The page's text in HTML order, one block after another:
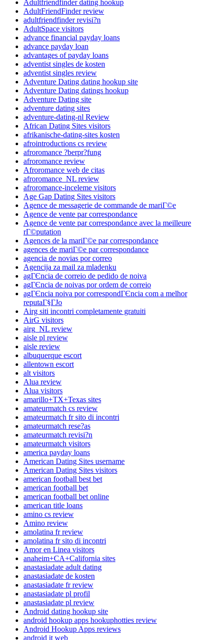
Adultfriendfinder dating hookup
AdultFriendFinder review
adultfriendfinder revisi?n
AdultSpace visitors
advance financial payday loans
advance payday loan
advantages of payday loans
adventist singles de kosten
adventist singles review
Adventure Dating dating hookup site
Adventure Dating datings hookup
Adventure Dating site
adventure dating sites
adventure-dating-nl Review
African Dating Sites visitors
afrikanische-dating-sites kosten
afrointroductions cs review
afroromance ?berpr?fung
afroromance review
Afroromance web de citas
afroromance_NL review
afroromance-inceleme visitors
Age Gap Dating Sites visitors
Agence de messagerie de commande de mariГ©e
Agence de vente par correspondance
Agence de vente par correspondance avec la meilleure
rГ©putation
Agences de la mariГ©e par correspondance
agences de mariГ©e par correspondance
agencia de novias por correo
Agencija za mail za mladenku
agГЄncia de correio de pedido de noiva
agГЄncia de noivas por ordem de correio
agГЄncia noiva por correspondГЄncia com a melhor
reputaГ§ГЈo
Airg siti incontri completamente gratuiti
AirG visitors
airg_NL review
aisle pl review
aisle review
albuquerque escort
allentown escort
alt visitors
Alua review
Alua visitors
amarillo+TX+Texas sites
amateurmatch cs review
amateurmatch fr sito di incontri
amateurmatch rese?as
amateurmatch revisi?n
amateurmatch visitors
america payday loans
American Dating Sites username
American Dating Sites visitors
american football best bet
american football bet
american football bet online
american title loans
amino cs review
Amino review
amolatina fr review
amolatina fr sito di incontri
Amor en Linea visitors
anaheim+CA+California sites
anastasiadate adult dating
anastasiadate de kosten
anastasiadate fr review
anastasiadate pl profil
anastasiadate pl review
Android dating hookup site
android hookup apps hookuphotties review
Android Hookup Apps reviews
android it web